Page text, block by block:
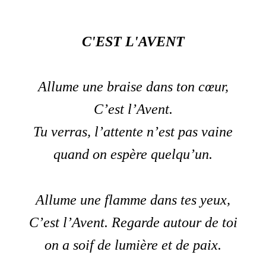
C'EST L'AVENT
Allume une braise dans ton cœur,
C’est l’Avent.
Tu verras, l’attente n’est pas vaine
quand on espère quelqu’un.
Allume une flamme dans tes yeux,
C’est l’Avent. Regarde autour de toi
on a soif de lumière et de paix.